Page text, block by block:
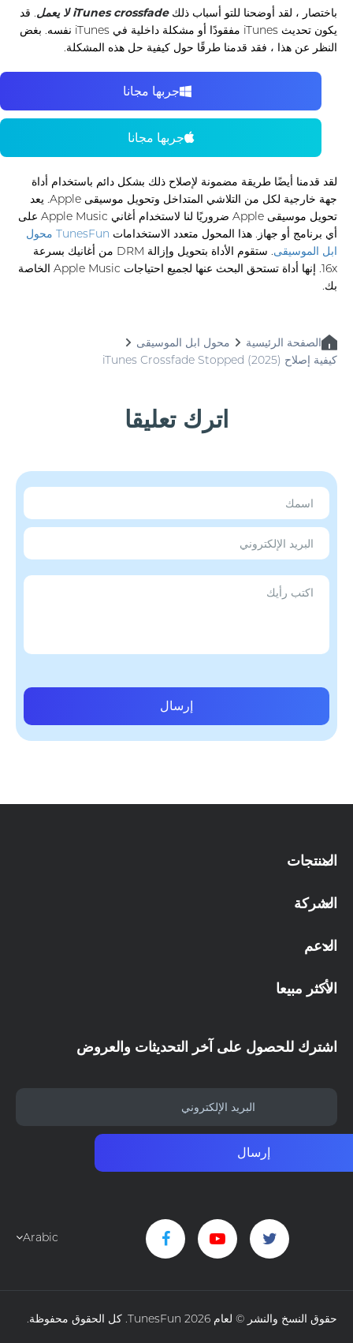
باختصار ، لقد أوضحنا للتو أسباب ذلكiTunes crossfade لا يعمل
. قد
يكون تحديث iTunes مفقودًا أو مشكلة داخلية في iTunes نفسه. بغض
النظر عن هذا ، فقد قدمنا ​​طرقًا حول كيفية حل هذه المشكلة.
جربها مجانا
جربها مجانا
لقد قدمنا ​​أيضًا طريقة مضمونة لإصلاح ذلك بشكل دائم باستخدام أداة
جهة خارجية لكل من التلاشي المتداخل وتحويل موسيقى Apple. يعد
تحويل موسيقى Apple ضروريًا لنا لاستخدام أغاني Apple Music على
أي برنامج أو جهاز. هذا المحول متعدد الاستخدامات
TunesFun محول
ابل الموسيقى
. ستقوم الأداة بتحويل وإزالة DRM من أغانيك بسرعة
16x. إنها أداة تستحق البحث عنها لجميع احتياجات Apple Music الخاصة
بك.
الصفحة الرئيسية
محول ابل الموسيقى
كيفية إصلاح iTunes Crossfade Stopped (2025)
اترك تعليقا
إرسال
المنتجات
الشركة
الدعم
الأكثر مبيعا
اشترك للحصول على آخر التحديثات والعروض
إرسال
Arabic
حقوق النسخ والنشر © لعام 2026 TunesFun. كل الحقوق محفوظة.